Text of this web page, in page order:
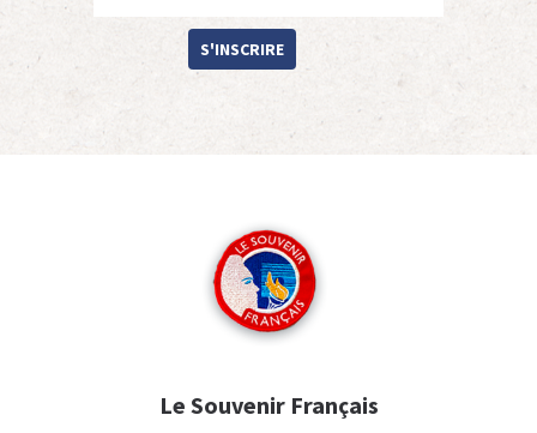
S'INSCRIRE
Le Souvenir Français